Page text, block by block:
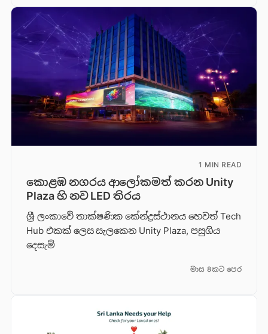
1 MIN READ
කොළඹ නගරය ආලෝකමත් කරන Unity
Plaza හි නව LED තිරය
ශ්‍රී ලංකාවේ තාක්ෂණික කේන්ද්‍රස්ථානය හෙවත් Tech
Hub එකක් ලෙස සැලකෙන Unity Plaza, පසුගිය
දෙසැම්
මාස 8කට පෙර